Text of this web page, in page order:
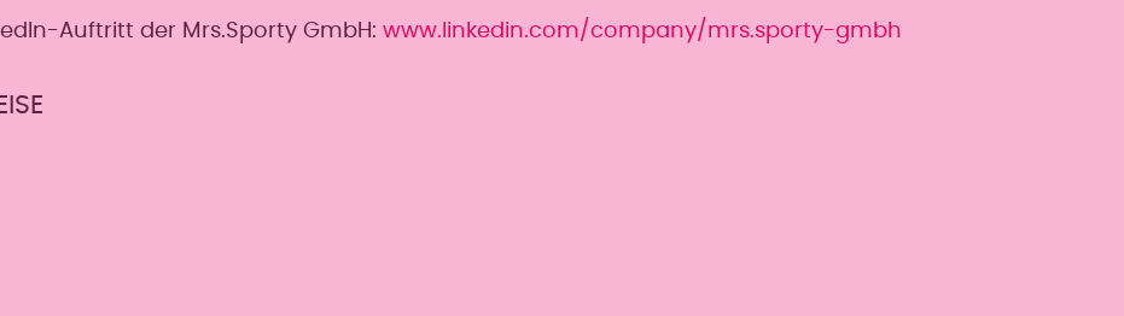
Auftritt der Mrs.Sporty GmbH: www.linkedin.com/company/mrs.sporty-gmbh